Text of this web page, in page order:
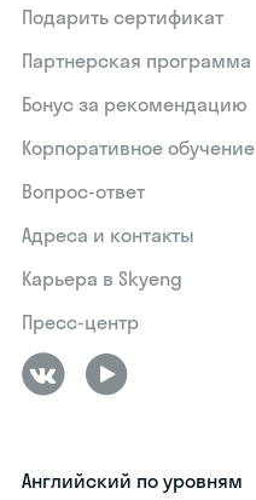
Подарить сертификат
Партнерская программа
Бонус за рекомендацию
Корпоративное обучение
Вопрос-ответ
Адреса и контакты
Карьера в Skyeng
Пресс-центр
Английский по уровням